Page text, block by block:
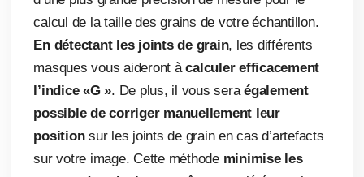
calcul de la taille des grains de votre échantillon.
En détectant les joints de grain, les différents
masques vous aideront àcalculer efficacement
l’indice «G ». De plus, il vous seraégalement
possible de corriger manuellement leur
positionsur les joints de grain en cas d’artefacts
sur votre image. Cette méthode minimise les